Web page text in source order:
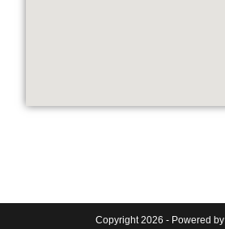
Copyright 2026 - Powered by